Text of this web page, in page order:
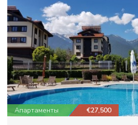
Апартаменты €27,500